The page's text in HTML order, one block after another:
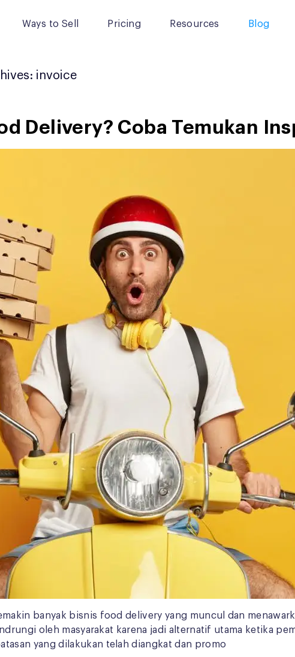
Ways to Sell Pricing Resources Blog
invoice
Delivery? Coba Temukan
banyak bisnis food delivery yang muncul dan
oleh masyarakat karena jadi alternatif utama ketika
yang dilakukan telah diangkat dan promo